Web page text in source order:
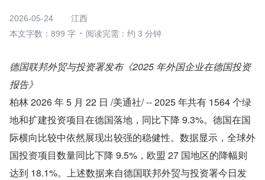
2026-05-24
江西
本文字数：899 字
阅读完需：约 3 分钟
德国联邦外贸与投资署发布《2025 年外国企业在德国投资
报告》
柏林 2026 年 5 月 22 日 /美通社/ -- 2025 年共有 1564 个绿
地和扩建投资项目在德国落地，同比下降 9.3%。德国在国
际横向比较中依然展现出较强的稳健性。数据显示，全球外
国投资项目数量同比下降 9.5%，欧盟 27 国地区的降幅则
达到 18.1%。上述数据来自德国联邦外贸与投资署今日发